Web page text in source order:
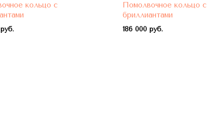
кольцо с
Помолвочное кольцо с
бриллиантами
186 000 руб.